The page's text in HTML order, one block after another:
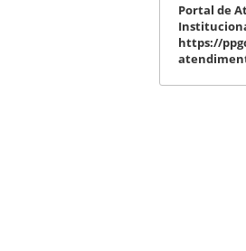
Portal de
https://